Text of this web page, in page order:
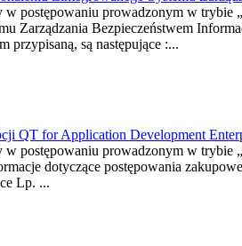
w postępowaniu prowadzonym w
Zarządzania Bezpieczeństwem
przypisaną, są następujące :...
QT for Application Development
w postępowaniu prowadzonym w
dotyczące postępowania
Lp. ...